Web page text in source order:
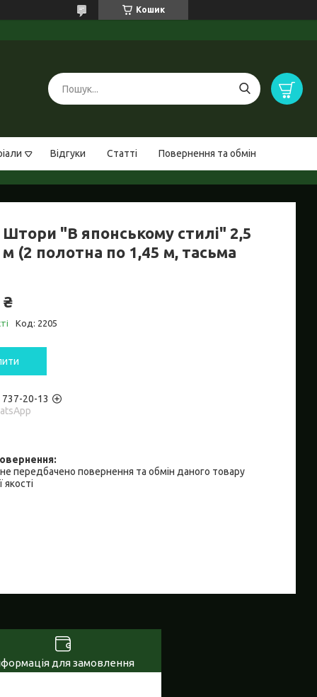
Кошик
Відгуки Статті Повернення та обмін
"В японському стилі" 2,5
(2 полотна по 1,45 м, тасьма
Код: 2205
737-20-13
передбачено повернення та обмін даного товару
для замовлення